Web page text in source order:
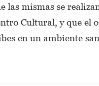
las mismas se
Cultural, y que el
en un ambiente